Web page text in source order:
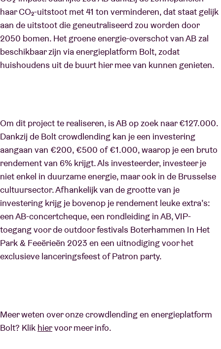
haar CO₂-uitstoot met 41 ton verminderen, dat staat gelijk
aan de uitstoot die geneutraliseerd zou worden door
2050 bomen. Het groene energie-overschot van AB zal
beschikbaar zijn via energieplatform Bolt, zodat
huishoudens uit de buurt hier mee van kunnen genieten.
Om dit project te realiseren, is AB op zoek naar €127.000.
Dankzij de Bolt crowdlending kan je een investering
aangaan van €200, €500 of €1.000, waarop je een bruto
rendement van 6% krijgt. Als investeerder, investeer je
niet enkel in duurzame energie, maar ook in de Brusselse
cultuursector. Afhankelijk van de grootte van je
investering krijg je bovenop je rendement leuke extra’s:
een AB-concertcheque, een rondleiding in AB, VIP-
toegang voor de outdoor festivals Boterhammen In Het
Park & Feeërieën 2023 en een uitnodiging voor het
exclusieve lanceringsfeest of Patron party.
Meer weten over onze crowdlending en energieplatform
Bolt? Klik hiervoor meer info.